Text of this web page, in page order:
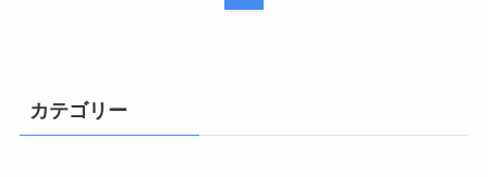
カテゴリー